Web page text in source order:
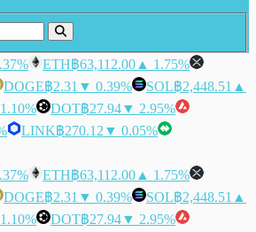
ETH฿63,112.00 ▲ 1.75%
DOGE฿2.31 ▼ 0.39% SOL฿2,448.51 ▲
DOT฿27.94▼ 2.95%
LINK฿270.12 ▼ 0.05%
ETH฿63,112.00 ▲ 1.75%
DOGE฿2.31 ▼ 0.39% SOL฿2,448.51 ▲
DOT฿27.94▼ 2.95%